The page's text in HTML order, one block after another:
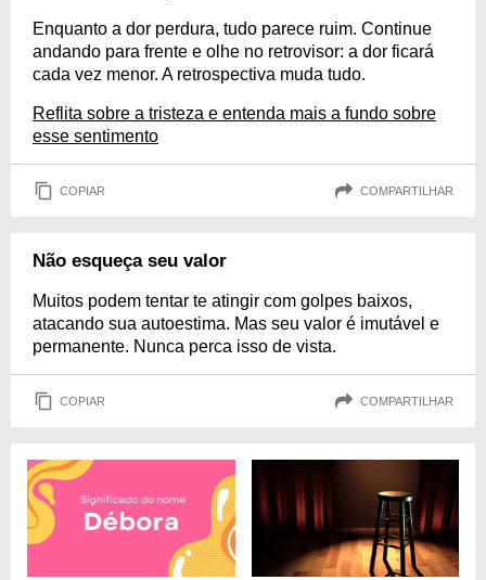
Enquanto a dor perdura, tudo parece ruim. Continue
andando para frente e olhe no retrovisor: a dor ficará
cada vez menor. A retrospectiva muda tudo.
Reflita sobre a tristeza e entenda mais a fundo sobre
esse sentimento
COPIAR COMPARTILHAR
Não esqueça seu valor
Muitos podem tentar te atingir com golpes baixos,
atacando sua autoestima. Mas seu valor é imutável e
permanente. Nunca perca isso de vista.
COPIAR COMPARTILHAR